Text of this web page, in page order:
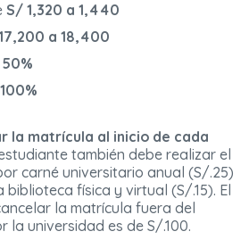
S/ 1,320 a 1,440
a 18,400
la matrícula al inicio de cada
también debe realizar el
carné universitario anual (S/.25)
física y virtual (S/.15). El
la matrícula fuera del
la universidad es de S/.100.